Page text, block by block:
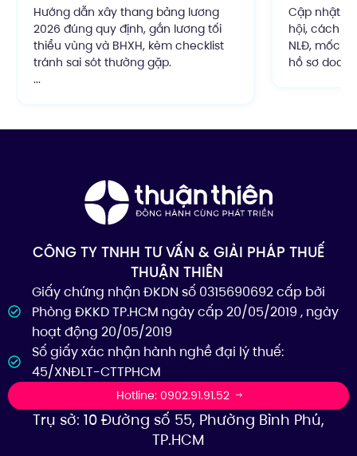
Hướng dẫn xây thang bảng lương
2026 đúng quy định, gắn lương tối
thiểu vùng và BHXH, kèm checklist
tránh sai sót thường gặp.
...
Cập nhật
hội, cách
NLĐ, mốc
hồ sơ
CÔNG TY TNHH TƯ VẤN & GIẢI PHÁP THUẾ
THUẬN THIÊN
Giấy chứng nhận ĐKDN số 0315690692 cấp bởi
Phòng ĐKKD TP.HCM ngày cấp 20/05/2019 , ngày
hoạt động 20/05/2019
Số giấy xác nhận hành nghề đại lý thuế:
45/XNĐLT-CTTPHCM
Hotline: 0902.91.91.52
Trụ sở: 10 Đường số 55, Phường Bình Phú,
TP.HCM